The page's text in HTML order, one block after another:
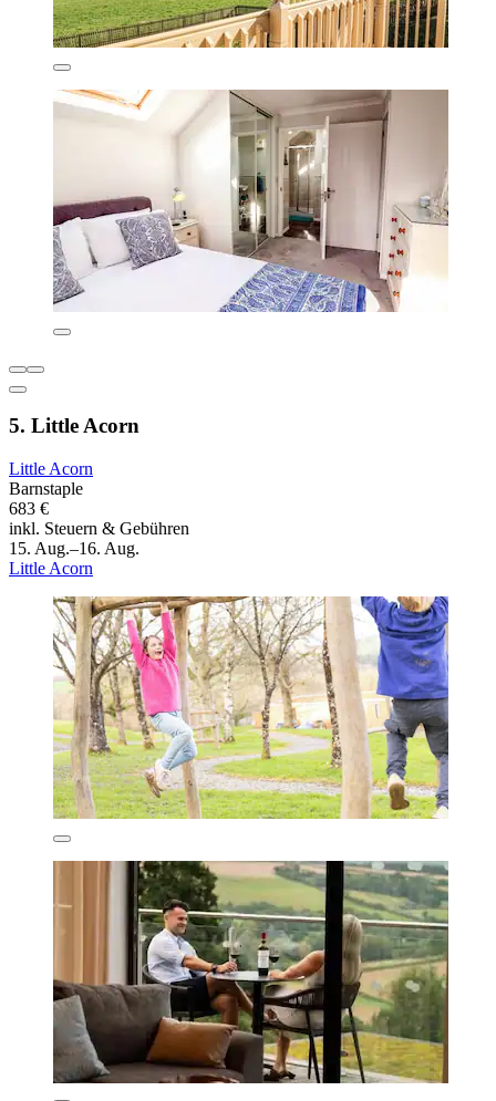
5. Little Acorn
Little Acorn
Barnstaple
683 €
inkl. Steuern & Gebühren
15. Aug.–16. Aug.
Little Acorn